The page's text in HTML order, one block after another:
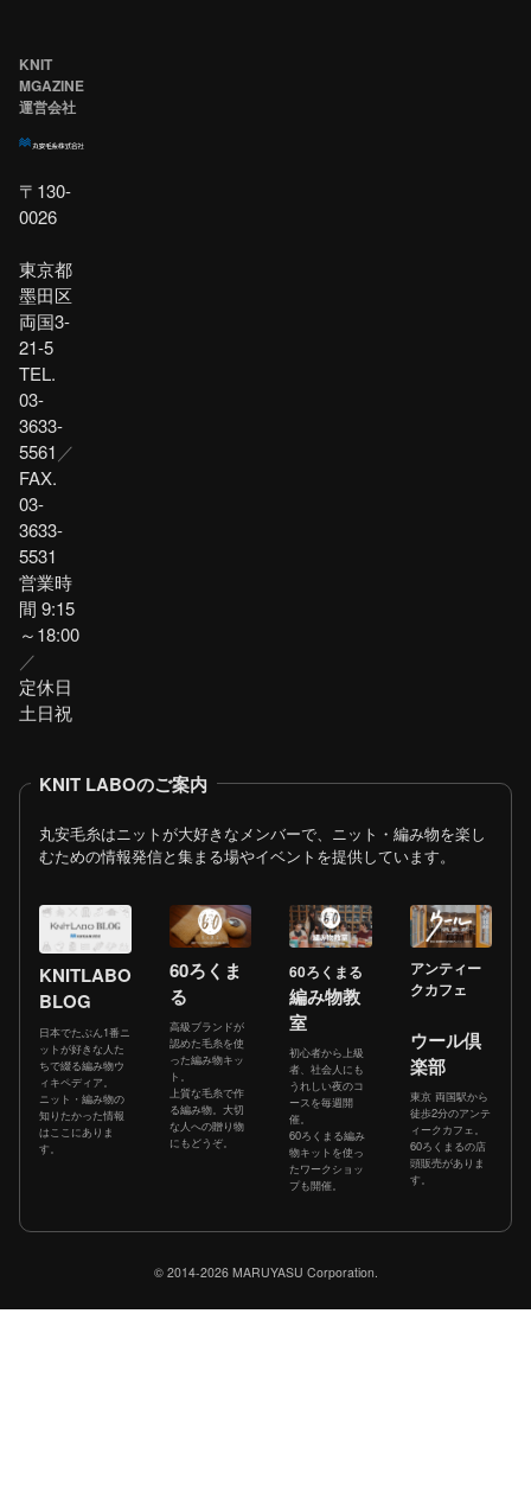
KNIT
MGAZINE
運営会社
〒130-
0026
東京都
墨田区
両国3-
21-5
TEL.
03-
3633-
5561 ／
FAX.
03-
3633-
5531
営業時
間 9:15
～18:00
／
定休日
土日祝
KNIT LABOのご案内
丸安毛糸はニットが大好きなメンバーで、ニット・編み物を楽し
むための情報発信と集まる場やイベントを提供しています。
KNITLABO
BLOG
日本でたぶん1番ニ
ットが好きな人た
ちで綴る編み物ウ
ィキペディア。
ニット・編み物の
知りたかった情報
はここにありま
す。
60ろくま
る
高級ブランドが
認めた毛糸を使
った編み物キッ
ト。
上質な毛糸で作
る編み物。大切
な人への贈り物
にもどうぞ。
60ろくまる
編み物教
室
初心者から上級
者、社会人にも
うれしい夜のコ
ースを毎週開
催。
60ろくまる編み
物キットを使っ
たワークショッ
プも開催。
アンティー
クカフェ
ウール倶
楽部
東京 両国駅から
徒歩2分のアンテ
ィークカフェ。
60ろくまるの店
頭販売がありま
す。
© 2014-2026 MARUYASU Corporation.